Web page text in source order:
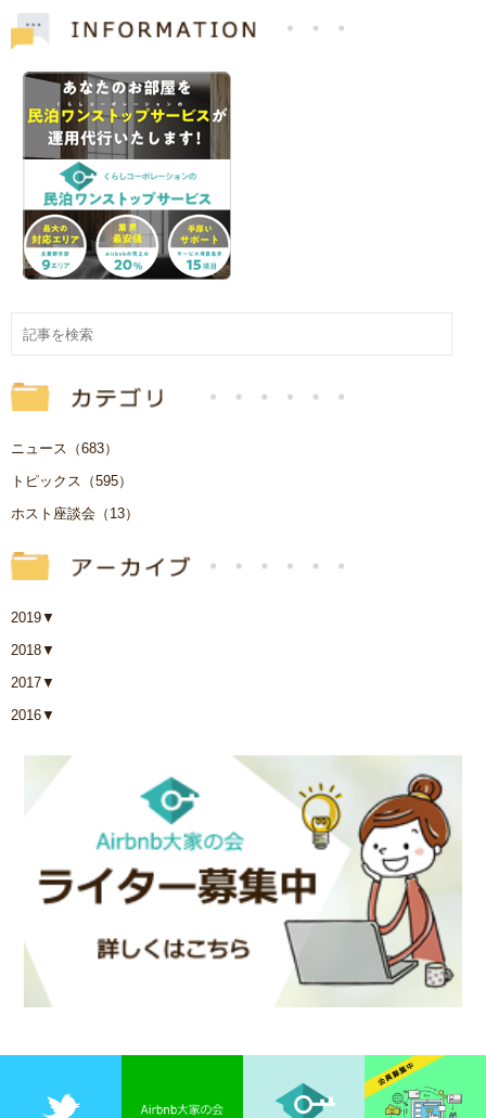
ニュース（683）
トピックス（595）
ホスト座談会（13）
2019▼
2018▼
2017▼
2016▼